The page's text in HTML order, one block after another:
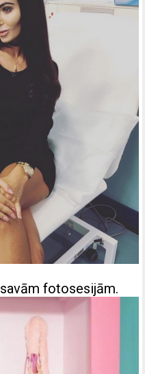
fotosesijām.